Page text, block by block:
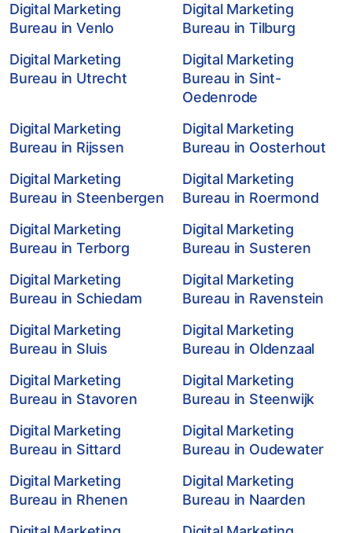
Digital Marketing
Bureau in Venlo
Digital Marketing
Bureau in Tilburg
Digital Marketing
Bureau in Utrecht
Digital Marketing
Bureau in Sint-
Oedenrode
Digital Marketing
Bureau in Rijssen
Digital Marketing
Bureau in Oosterhout
Digital Marketing
Bureau in Steenbergen
Digital Marketing
Bureau in Roermond
Digital Marketing
Bureau in Terborg
Digital Marketing
Bureau in Susteren
Digital Marketing
Bureau in Schiedam
Digital Marketing
Bureau in Ravenstein
Digital Marketing
Bureau in Sluis
Digital Marketing
Bureau in Oldenzaal
Digital Marketing
Bureau in Stavoren
Digital Marketing
Bureau in Steenwijk
Digital Marketing
Bureau in Sittard
Digital Marketing
Bureau in Oudewater
Digital Marketing
Bureau in Rhenen
Digital Marketing
Bureau in Naarden